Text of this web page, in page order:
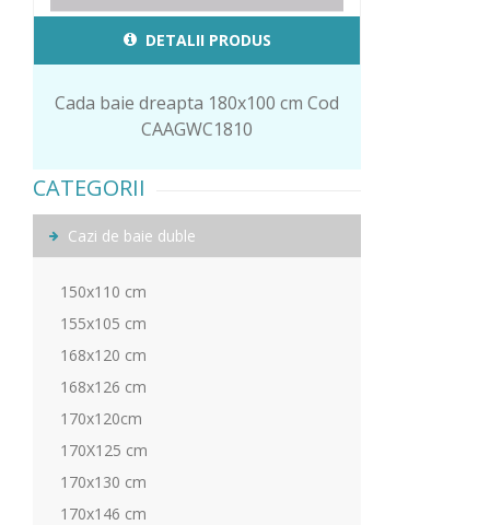
DETALII PRODUS
Cada baie dreapta 180x100 cm Cod
CAAGWC1810
CATEGORII
Cazi de baie duble
150x110 cm
155x105 cm
168x120 cm
168x126 cm
170x120cm
170X125 cm
170x130 cm
170x146 cm